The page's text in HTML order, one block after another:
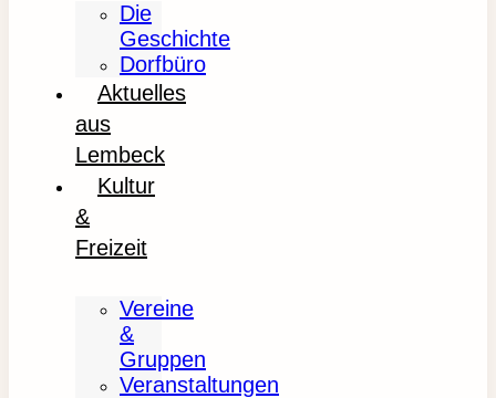
Die
Geschichte
Dorfbüro
Aktuelles
aus
Lembeck
Kultur
&
Freizeit
Vereine
&
Gruppen
Veranstaltungen